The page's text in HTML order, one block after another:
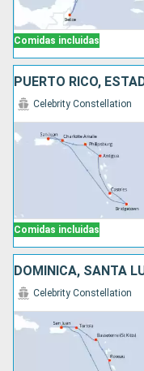
Comidas incluidas
Comidas incluidas
Celebrity Constellation
Celebrity Constellation